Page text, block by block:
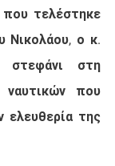
τελέστηκε
Νικολάου, ο κ.
στεφάνι στη
που
ελευθερία της